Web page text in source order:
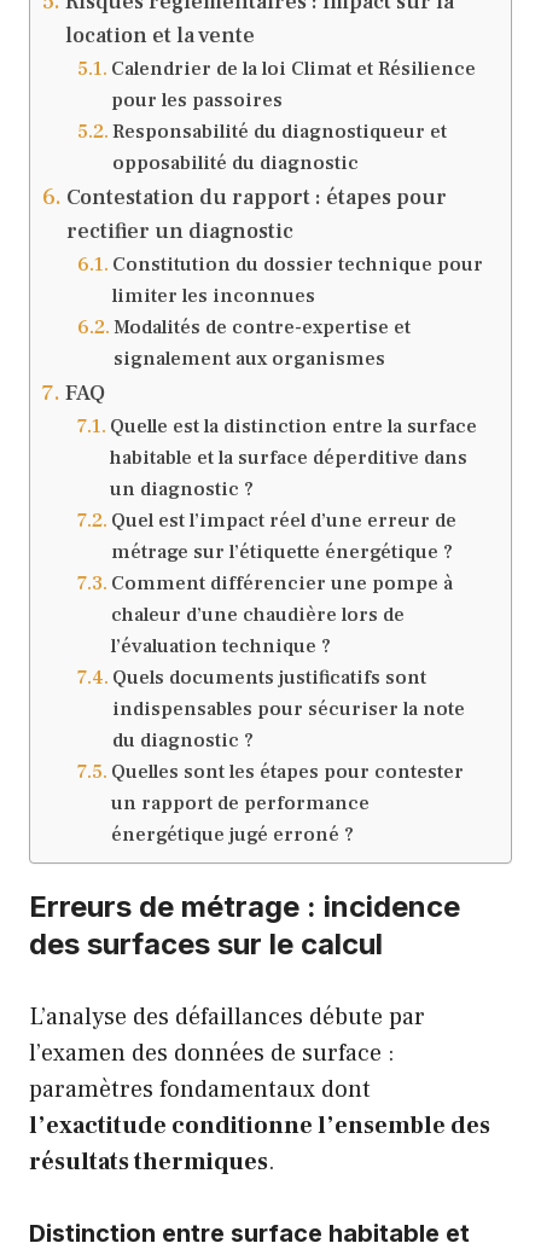
location et la vente
Calendrier de la loi Climat et Résilience
pour les passoires
Responsabilité du diagnostiqueur et
opposabilité du diagnostic
Contestation du rapport : étapes pour
rectifier un diagnostic
Constitution du dossier technique pour
limiter les inconnues
Modalités de contre-expertise et
signalement aux organismes
FAQ
Quelle est la distinction entre la surface
habitable et la surface déperditive dans
un diagnostic ?
Quel est l’impact réel d’une erreur de
métrage sur l’étiquette énergétique ?
Comment différencier une pompe à
chaleur d’une chaudière lors de
l’évaluation technique ?
Quels documents justificatifs sont
indispensables pour sécuriser la note
du diagnostic ?
Quelles sont les étapes pour contester
un rapport de performance
énergétique jugé erroné ?
Erreurs de métrage : incidence
des surfaces sur le calcul
L’analyse des défaillances débute par
l’examen des données de surface :
paramètres fondamentaux dont
l’exactitude conditionne l’ensemble des
résultats thermiques.
Distinction entre surface habitable et